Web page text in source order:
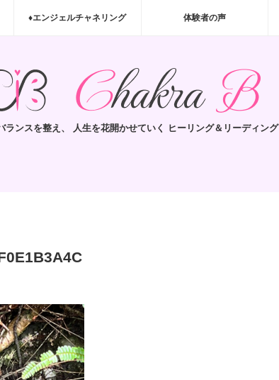
♦エンジェルチャネリング 体験者の声
ランスを整え、 人生を花開かせていく ヒーリング＆リーディング